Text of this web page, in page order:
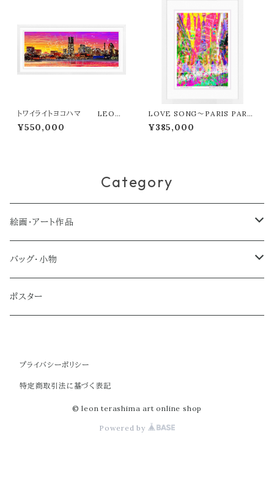
トワイライトヨコハマ LEON
TERASHIMA版画作品77作限
定（オンライン限定特典付き作
¥550,000
LOVE SONG～PARIS PART
Y LEON TERASHIMA版画
作品77作限定（オンライン限定特
¥385,000
Category
絵画・アート作品
大型作品
ノーマルサイズ（約Ａ２サイズ）
スモールサイズ
バッグ・小物
トートバッグ
ショルダーバッグ
ポスター
プライバシーポリシー
特定商取引法に基づく表記
© leon terashima art online shop
Powered by